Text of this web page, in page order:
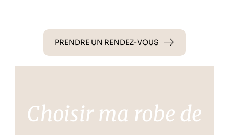
PRENDRE UN RENDEZ-VOUS
Choisir ma robe de